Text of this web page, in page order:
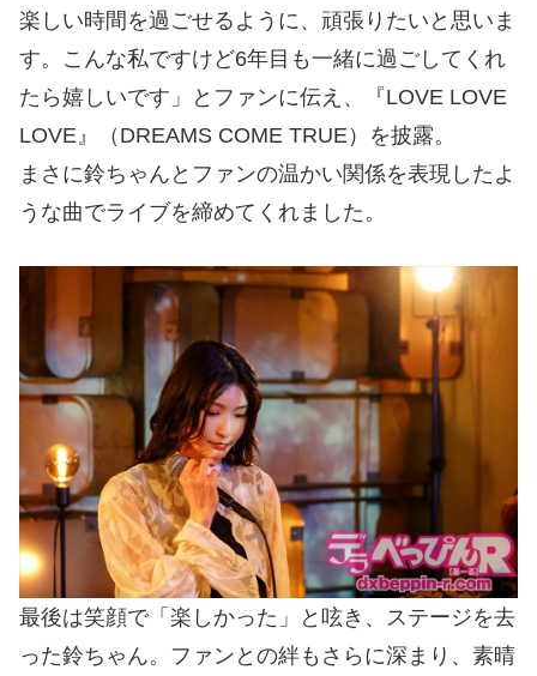
楽しい時間を過ごせるように、頑張りたいと思いま
す。こんな私ですけど6年目も一緒に過ごしてくれ
たら嬉しいです」とファンに伝え、『LOVE LOVE
LOVE』（DREAMS COME TRUE）を披露。
まさに鈴ちゃんとファンの温かい関係を表現したよ
うな曲でライブを締めてくれました。
最後は笑顔で「楽しかった」と呟き、ステージを去
った鈴ちゃん。ファンとの絆もさらに深まり、素晴